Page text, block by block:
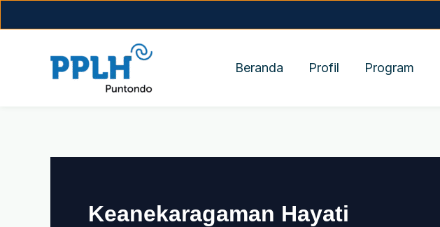
to
Beranda
Profil Program
Keanekaragaman Hayati